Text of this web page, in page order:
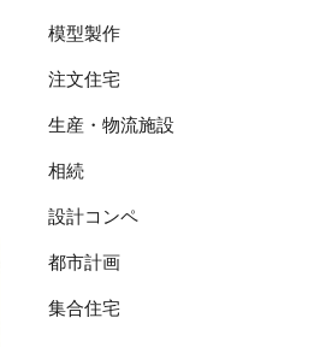
模型製作
注文住宅
生産・物流施設
相続
設計コンペ
都市計画
集合住宅